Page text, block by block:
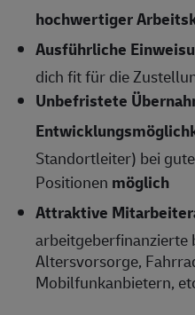
hochwertiger
Ausführliche
dich fit für die
Unbefristete
Standortleiter) bei
Positionen möglich
Attraktive
arbeitgeberfinanzierte
Altersvorsorge,
Mobilfunkanbietern,